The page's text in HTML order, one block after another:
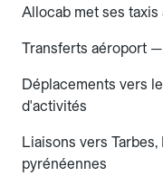
Allocab met ses
Transferts aéroport
Déplacements vers
d'activités
Liaisons vers
pyrénéennes